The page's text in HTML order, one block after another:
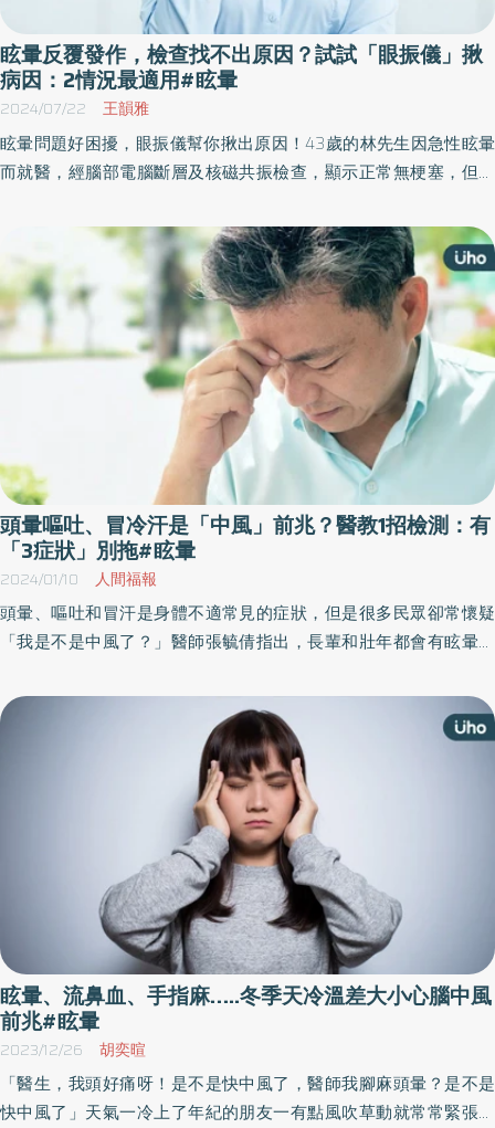
眩暈反覆發作，檢查找不出原因？試試「眼振儀」揪
病因：2情況最適用#眩暈
2024/07/22 王韻雅
眩暈問題好困擾，眼振儀幫你揪出原因！43歲的林先生因急性眩暈
而就醫，經腦部電腦斷層及核磁共振檢查，顯示正常無梗塞，但眩
覆眩暈的問題，接受電腦斷層檢查並未發現有外傷性的腦出血，但
持續有眩暈情形⋯
頭暈嘔吐、冒冷汗是「中風」前兆？醫教1招檢測：有
「3症狀」別拖#眩暈
2024/01/10 人間福報
頭暈、嘔吐和冒汗是身體不適常見的症狀，但是很多民眾卻常懷疑
「我是不是中風了？」醫師張毓倩指出，長輩和壯年都會有眩暈、
醫；另外，還需經醫師釐清發病過程及神經理學檢查，才能判斷是
否為中風。
眩暈、流鼻血、手指麻…..冬季天冷溫差大小心腦中風
前兆#眩暈
2023/12/26 胡奕暄
「醫生，我頭好痛呀！是不是快中風了，醫師我腳麻頭暈？是不是
快中風了」天氣一冷上了年紀的朋友一有點風吹草動就常常緊張個